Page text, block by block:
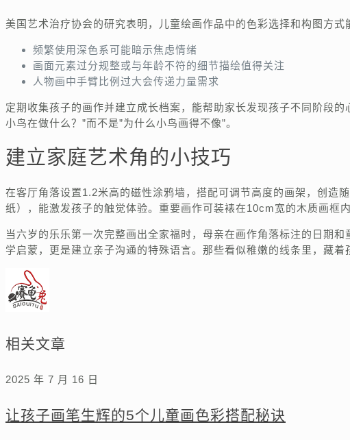
美国艺术治疗协会的研究表明，儿童绘画作品中的色彩选择和构图方式
频繁使用深色系可能暗示焦虑情绪
画面元素过分规整或与年龄不符的细节描绘值得关注
人物画中手臂比例过大会传递力量需求
定期收集孩子的画作并建立成长档案，能帮助家长发现孩子不同阶段
小鸟在做什么？”而不是”为什么小鸟画得不像”。
建立家庭艺术角的小技巧
在客厅角落设置1.2米高的磁性涂鸦墙，搭配可调节高度的画架，创造
纸），能激发孩子的触觉体验。重要画作可装裱在10cm宽的木质画框
当六岁的乐乐第一次完整画出全家福时，母亲在画作角落标注的日期
学启蒙，更是建立亲子沟通的特殊语言。那些看似稚嫩的线条里，藏
相关文章
2025 年 7 月 16 日
让孩子画笔生辉的5个儿童画色彩搭配秘诀